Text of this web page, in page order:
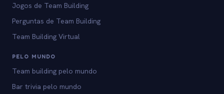
Jogos de Team Building
Perguntas de Team Building
Team Building Virtual
PELO MUNDO
Team building pelo mundo
Bar trivia pelo mundo